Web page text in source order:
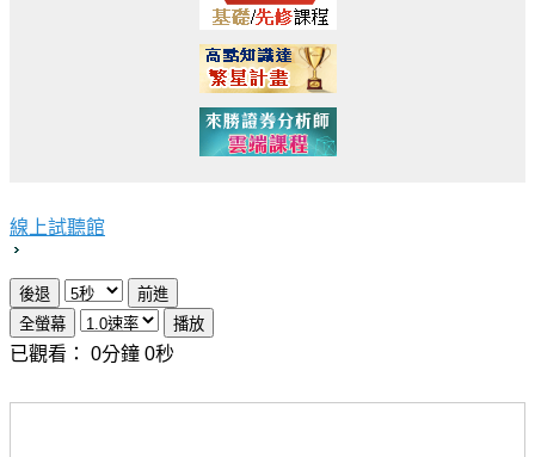
線上試聽館
已觀看： 0分鐘 0秒